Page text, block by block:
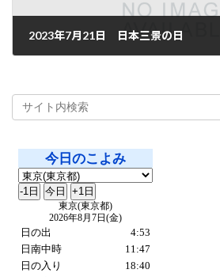
2023年7月21日 日本三景の日